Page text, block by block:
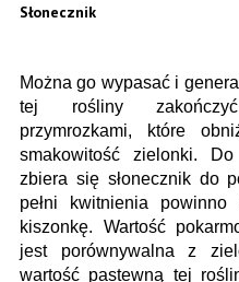
Słonecznik
Można go wypasać i
tej rośliny
przymrozkami, które
smakowitość zielonki.
zbiera się słonecznik do
pełni kwitnienia
kiszonkę. Wartość
jest porównywalna z
wartość pastewną tej